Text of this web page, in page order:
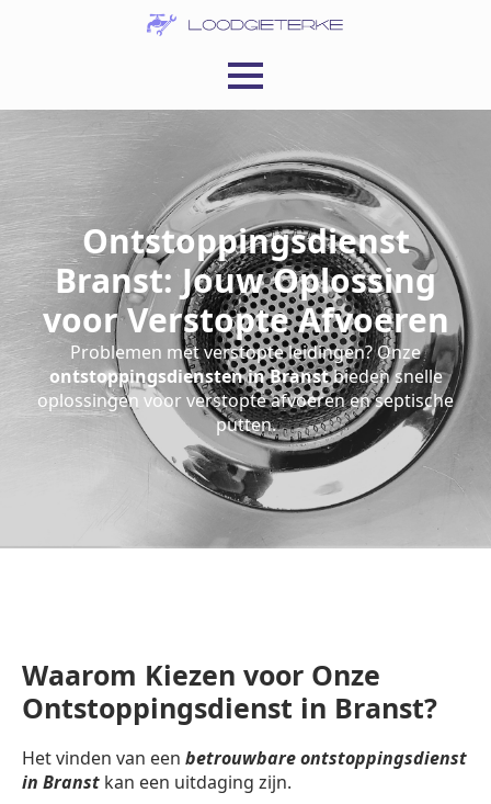
Ontstoppingsdienst
Branst: Jouw Oplossing
voor Verstopte Afvoeren
Problemen met verstopte leidingen? Onze
ontstoppingsdiensten in Branstbieden snelle
oplossingen voor verstopte afvoeren en septische
putten.
Waarom Kiezen voor Onze
Ontstoppingsdienst in Branst?
Het vinden van een betrouwbare ontstoppingsdienst
in Branst kan een uitdaging zijn.